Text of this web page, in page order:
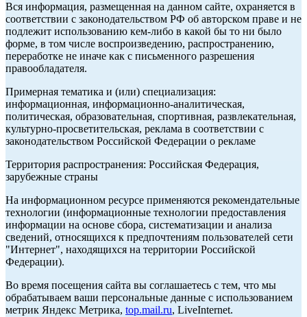
Вся информация, размещенная на данном сайте, охраняется в
соответствии с законодательством РФ об авторском праве и не
подлежит использованию кем-либо в какой бы то ни было
форме, в том числе воспроизведению, распространению,
переработке не иначе как с письменного разрешения
правообладателя.
Примерная тематика и (или) специализация:
информационная, информационно-аналитическая,
политическая, образовательная, спортивная, развлекательная,
культурно-просветительская, реклама в соответствии с
законодательством Российской Федерации о рекламе
Территория распространения: Российская Федерация,
зарубежные страны
На информационном ресурсе применяются рекомендательные
технологии (информационные технологии предоставления
информации на основе сбора, систематизации и анализа
сведений, относящихся к предпочтениям пользователей сети
"Интернет", находящихся на территории Российской
Федерации).
Во время посещения сайта вы соглашаетесь с тем, что мы
обрабатываем ваши персональные данные с использованием
метрик Яндекс Метрика, top.mail.ru, LiveInternet.